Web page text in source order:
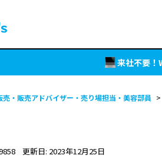
来社不要！
売・販売アドバイザー・売り場担当・美容部員 >
更新日: 2023年12月25日